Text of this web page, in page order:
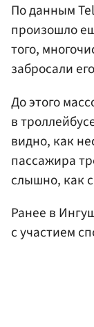
По данным
произошло
того,
забросали
До этого
в
видно, как
пассажира
слышно, как
Ранее в
с участием